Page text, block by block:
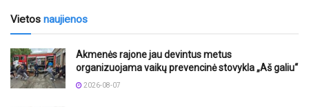
Vietos naujienos
Akmenės rajone jau devintus metus
organizuojama vaikų prevencinė stovykla „Aš galiu“
2026-08-07